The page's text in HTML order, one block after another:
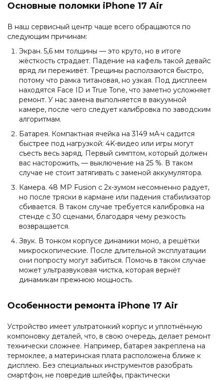
Основные поломки iPhone 17 Air
В наш сервисный центр чаще всего обращаются по
следующим причинам:
Экран. 5,6 мм толщины — это круто, но в итоге
жёсткость страдает. Падение на кафель такой девайс
вряд ли переживёт. Трещины расползаются быстро,
потому что рамка титановая, но узкая. Под дисплеем
находятся Face ID и True Tone, что заметно усложняет
ремонт. У нас замена выполняется в вакуумной
камере, после чего следует калибровка по заводским
алгоритмам.
Батарея. Компактная ячейка на 3149 мА·ч садится
быстрее под нагрузкой: 4K-видео или игры могут
съесть весь заряд. Первый симптом, который должен
вас насторожить, — выключение на 25 %. В таком
случае не стоит затягивать с заменой аккумулятора.
Камера. 48 MP Fusion с 2х-зумом несомненно радует,
но после тряски в кармане или падения стабилизатор
сбивается. В таком случае требуется калибровка на
стенде с 30 сценами, благодаря чему резкость
возвращается.
Звук. В тонком корпусе динамики моно, а решётки
микроскопические. После длительной эксплуатации
они попросту могут забиться. Помочь в таком случае
может ультразвуковая чистка, которая вернёт
динамикам прежнюю мощность.
Особенности ремонта iPhone 17 Air
Устройство имеет ультратонкий корпус и уплотнённую
компоновку деталей, что, в свою очередь, делает ремонт
технически сложнее. Например, батарея закреплена на
термоклее, а материнская плата расположена ближе к
дисплею. Без специальных инструментов разобрать
смартфон, не повредив шлейфы, практически